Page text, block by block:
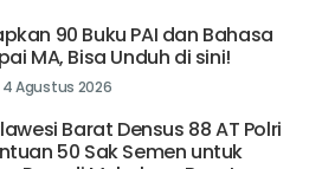
90 Buku PAI dan Bahasa
MA, Bisa Unduh di sini!
Barat Densus 88 AT Polri